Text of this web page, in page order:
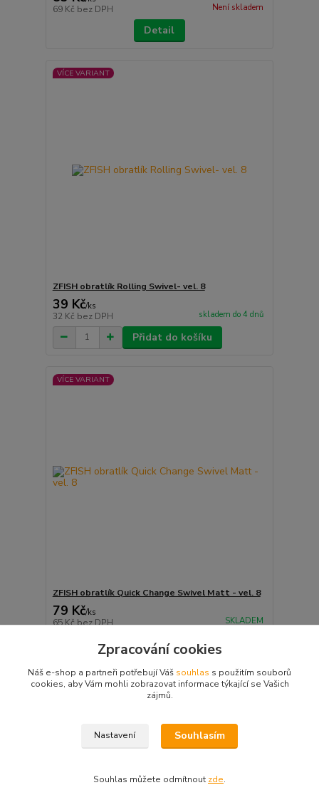
69 Kč bez DPH Není skladem
Detail
VÍCE VARIANT
ZFISH obratlík Rolling Swivel- vel. 8
39 Kč/ks
32 Kč bez DPH skladem do 4 dnů
Přidat do košíku
VÍCE VARIANT
ZFISH obratlík Quick Change Swivel Matt - vel. 8
79 Kč/ks
65 Kčbez DPH SKLADEM
Přidat do košíku
strana z 1
Zpracování cookies
Náš e-shop a partneři potřebují Váš souhlas s použitím souborů
cookies, aby Vám mohli zobrazovat informace týkající se Vašich
zájmů.
Nastavení Souhlasím
Souhlas můžete odmítnout zde.